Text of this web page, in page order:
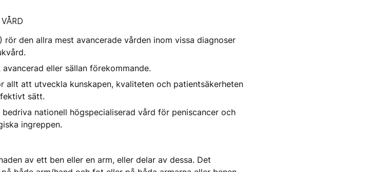
den allra mest avancerade vården inom vissa diagnoser
eller sällan förekommande.
allt att utveckla kunskapen, kvaliteten och patientsäkerheten
sätt.
nationell högspecialiserad vård för peniscancer och
ingreppen.
av ett ben eller en arm, eller delar av dessa. Det